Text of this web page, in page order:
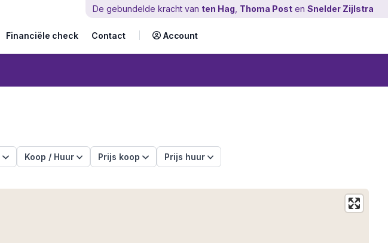
De gebundelde kracht van ten Hag Thoma Post en Snelder Zijlstra
Financiële check Contact Account
Koop / Huur Prijs koop Prijs huur